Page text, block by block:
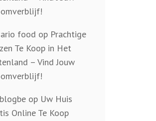
food op Prachtige
Te Koop in Het
– Vind Jouw
op Uw Huis
Online Te Koop